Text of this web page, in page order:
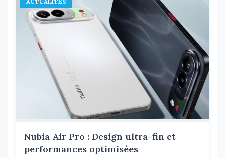
ACTUALITÉS
Nubia Air Pro : Design ultra-fin et
performances optimisées